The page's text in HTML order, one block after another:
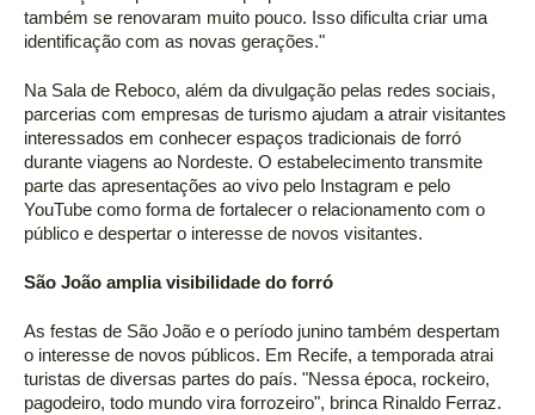
também se renovaram muito pouco. Isso dificulta criar uma
identificação com as novas gerações."
Na Sala de Reboco, além da divulgação pelas redes sociais,
parcerias com empresas de turismo ajudam a atrair visitantes
interessados em conhecer espaços tradicionais de forró
durante viagens ao Nordeste. O estabelecimento transmite
parte das apresentações ao vivo pelo Instagram e pelo
YouTube como forma de fortalecer o relacionamento com o
público e despertar o interesse de novos visitantes.
São João amplia visibilidade do forró
As festas de São João e o período junino também despertam
o interesse de novos públicos. Em Recife, a temporada atrai
turistas de diversas partes do país. "Nessa época, rockeiro,
pagodeiro, todo mundo vira forrozeiro", brinca Rinaldo Ferraz.